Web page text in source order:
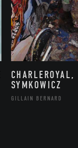
SYMKOWICZ
GILLAIN BERNARD